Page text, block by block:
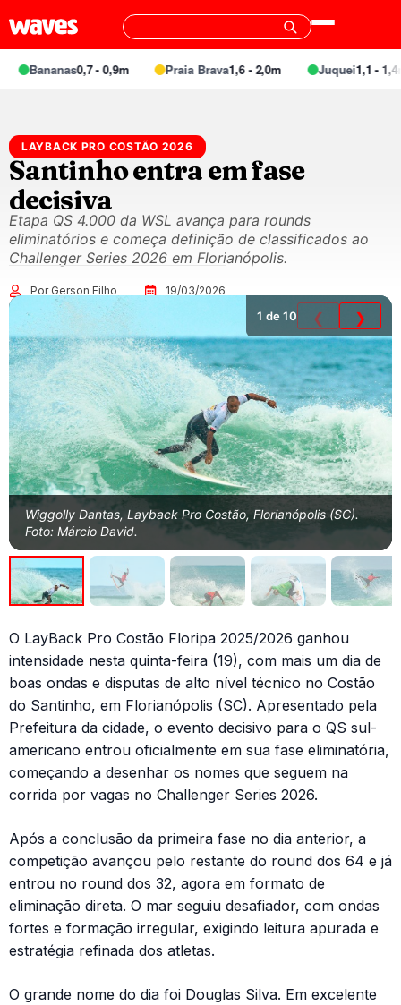
Bananas0,7 - 0,9m Praia Brava1,6 - 2,0m Juquei1,1 - 1,4m
LAYBACK PRO COSTÃO 2026
Santinho entra em fase
decisiva
Etapa QS 4.000 da WSL avança para rounds
eliminatórios e começa definição de classificados ao
Challenger Series 2026 em Florianópolis.
Por Gerson Filho 19/03/2026
Wiggolly Dantas, Layback Pro Costão, Florianópolis (SC).
Foto: Márcio David.
1 de 10 ❮ ❯
O LayBack Pro Costão Floripa 2025/2026 ganhou
intensidade nesta quinta-feira (19), com mais um dia de
boas ondas e disputas de alto nível técnico no Costão
do Santinho, em Florianópolis (SC). Apresentado pela
Prefeitura da cidade, o evento decisivo para o QS sul-
americano entrou oficialmente em sua fase eliminatória,
começando a desenhar os nomes que seguem na
corrida por vagas no Challenger Series 2026.
Após a conclusão da primeira fase no dia anterior, a
competição avançou pelo restante do round dos 64 e já
entrou no round dos 32, agora em formato de
eliminação direta. O mar seguiu desafiador, com ondas
fortes e formação irregular, exigindo leitura apurada e
estratégia refinada dos atletas.
O grande nome do dia foi Douglas Silva. Em excelente